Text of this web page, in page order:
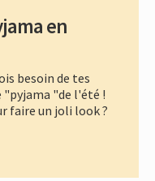
en
besoin de tes
"de l'été !
faire un joli look ?